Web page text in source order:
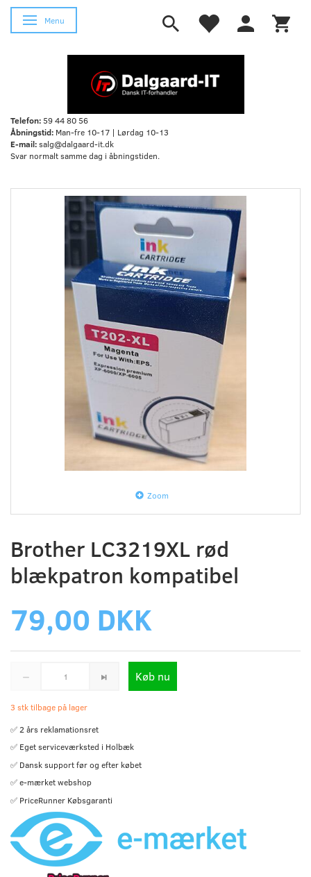
Skifte navigation
Menu
Telefon:59 44 80 56
Åbningstid: Man-fre 10-17 | Lørdag 10-13
E-mail:salg@dalgaard-it.dk
Svar normalt samme dag i åbningstiden.
Zoom
Brother LC3219XL rød
blækpatron kompatibel
79,00 DKK
Køb nu
3 stk tilbage på lager
✅ 2 års reklamationsret
✅ Eget serviceværksted i Holbæk
✅ Dansk support før og efter købet
✅ e-mærket webshop
✅ PriceRunner Købsgaranti